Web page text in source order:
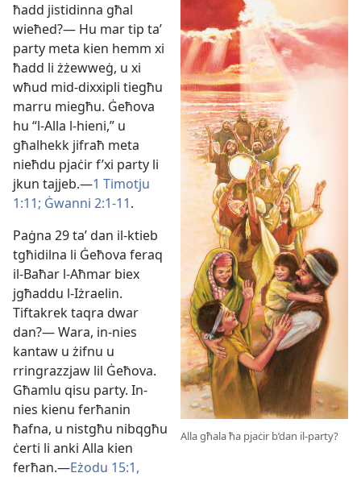
Alla għala ħa pjaċir b’dan il-​party?
ħadd jistidinna għal
wieħed?— Hu mar tip taʼ
party meta kien hemm xi
ħadd li żżewweġ, u xi
wħud mid-​dixxipli tiegħu
marru miegħu. Ġeħova
hu “l-​Alla l-​hieni,” u
għalhekk jifraħ meta
nieħdu pjaċir f’xi party li
jkun tajjeb.​—1 Timotju
1:11; Ġwanni 2:​1-11.
Paġna 29 taʼ dan il-​ktieb
tgħidilna li Ġeħova feraq
il-​Baħar l-​Aħmar biex
jgħaddu l-​Iżraelin.
Tiftakrek taqra dwar
dan?— Wara, in-​nies
kantaw u żifnu u
rringrazzjaw lil Ġeħova.
Għamlu qisu party. In-​
nies kienu ferħanin
ħafna, u nistgħu nibqgħu
ċerti li anki Alla kien
ferħan.​—Eżodu 15:​1,